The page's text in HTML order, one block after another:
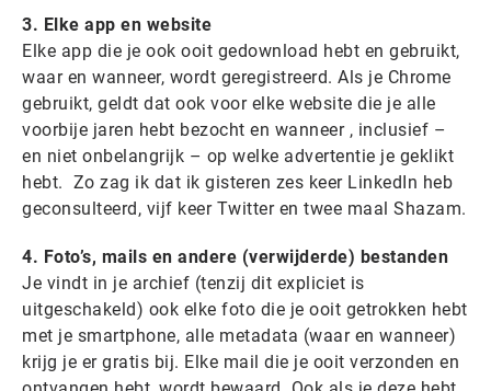
3. Elke app en website
Elke app die je ook ooit gedownload hebt en gebruikt,
waar en wanneer, wordt geregistreerd. Als je Chrome
gebruikt, geldt dat ook voor elke website die je alle
voorbije jaren hebt bezocht en wanneer , inclusief –
en niet onbelangrijk – op welke advertentie je geklikt
hebt. Zo zag ik dat ik gisteren zes keer LinkedIn heb
geconsulteerd, vijf keer Twitter en twee maal Shazam.
4. Foto’s, mails en andere (verwijderde) bestanden
Je vindt in je archief (tenzij dit expliciet is
uitgeschakeld) ook elke foto die je ooit getrokken hebt
met je smartphone, alle metadata (waar en wanneer)
krijg je er gratis bij. Elke mail die je ooit verzonden en